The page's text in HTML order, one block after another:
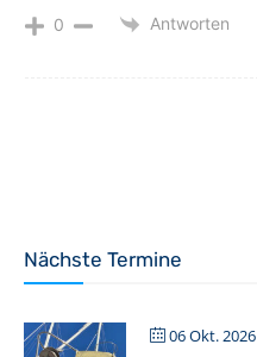
0 Antworten
Nächste Termine
06 Okt. 2026